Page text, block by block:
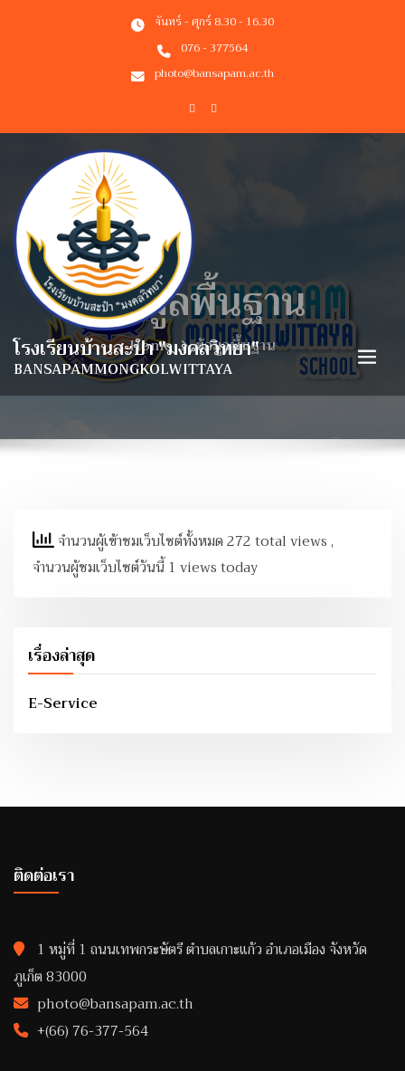
จันทร์ - ศุกร์ 8.30 - 16.30
076 - 377564
photo@bansapam.ac.th
โรงเรียนบ้านสะปำ "มงคลวิทยา"
BANSAPAMMONGKOLWITTAYA
ข้อมูลพื้นฐาน
Home ข้อมูลพื้นฐาน
จำนวนผู้เข้าชมเว็บไซต์ทั้งหมด 272 total views,
จำนวนผู้ชมเว็บไซต์วันนี้ 1 views today
เรื่องล่าสุด
E-Service
ติดต่อเรา
1 หมู่ที่ 1 ถนนเทพกระษัตรี ตำบลเกาะแก้ว อำเภอเมือง จังหวัด
ภูเก็ต 83000
photo@bansapam.ac.th
+(66) 76-377-564